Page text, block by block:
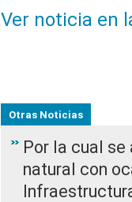
Ver noticia en
Otras Noticias
Por la cual
natural con